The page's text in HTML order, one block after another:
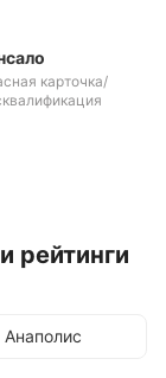
карточка/
рейтинги
Анаполис